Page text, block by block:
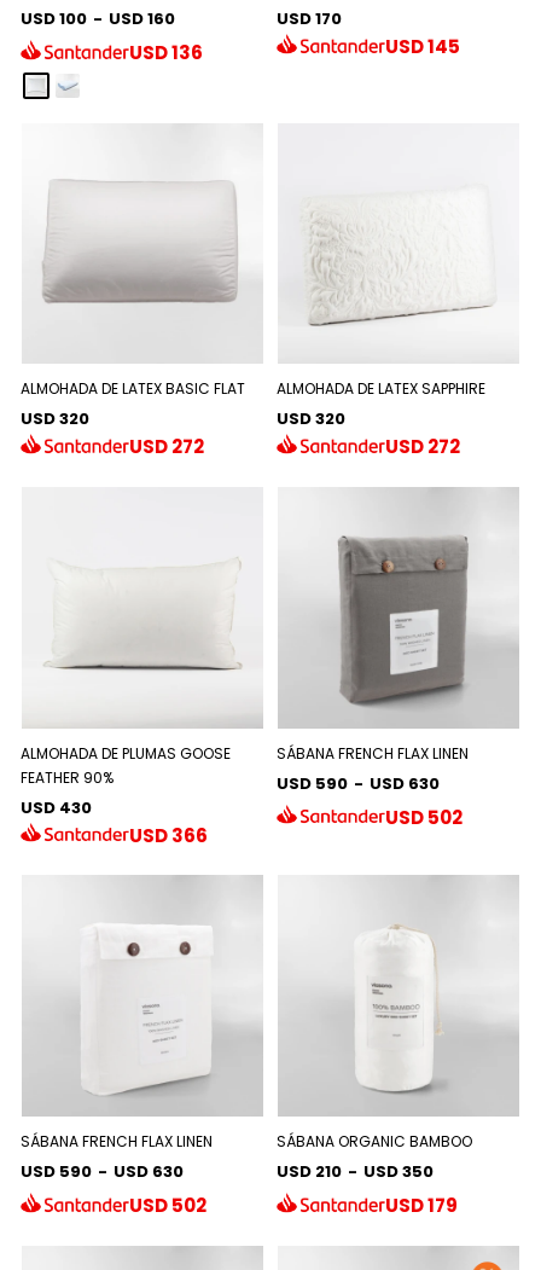
USD 100 - USD 160
USD136
USD 170
USD145
ALMOHADA DE LATEX BASIC FLAT
USD 320
USD272
ALMOHADA DE LATEX SAPPHIRE
USD 320
USD272
ALMOHADA DE PLUMAS GOOSE
FEATHER 90%
USD 430
USD366
SÁBANA FRENCH FLAX LINEN
USD 590 - USD 630
USD502
SÁBANA FRENCH FLAX LINEN
USD 590 - USD 630
USD502
SÁBANA ORGANIC BAMBOO
USD 210 - USD 350
USD179